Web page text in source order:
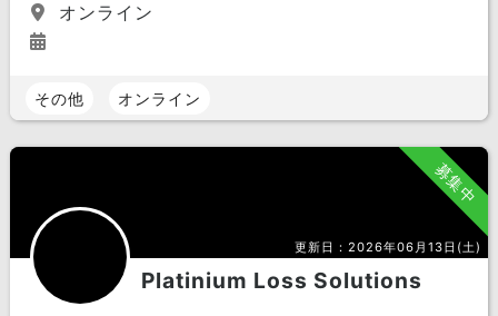
オンライン
その他 オンライン
募集中
更新日：2026年06月13日(土)
Platinium Loss Solutions